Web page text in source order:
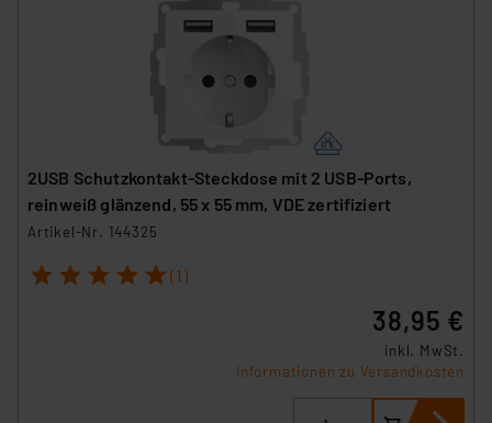
2USB Schutzkontakt-Steckdose mit 2 USB-Ports,
reinweiß glänzend, 55 x 55 mm, VDE zertifiziert
Artikel-Nr. 144325
1 2 3 4 5 (1)
38,95 €
inkl. MwSt.
Informationen zu Versandkosten